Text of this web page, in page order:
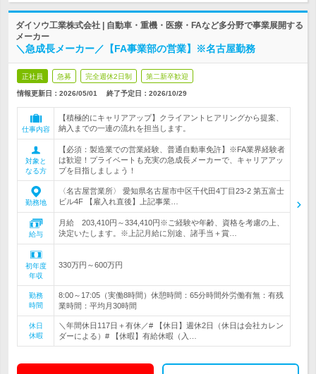
ダイソウ工業株式会社 | 自動車・重機・医療・FAなど多分野で事業展開する
メーカー
＼急成長メーカー／【FA事業部の営業】※名古屋勤務
正社員 急募 完全週休2日制 第二新卒歓迎
情報更新日：2026/05/01 終了予定日： 2026/10/29
仕事内容
【積極的にキャリアアップ】クライアントヒアリングから提案、
納入までの一連の流れを担当します。
対象と
なる方
【必須：製造業での営業経験、普通自動車免許】※FA業界経験者
は歓迎！プライベートも充実の急成長メーカーで、キャリアアッ
プを目指しましょう！
勤務地
〈名古屋営業所〉 愛知県名古屋市中区千代田4丁目23-2 第五富士
ビル4F 【雇入れ直後】上記事業…
給与
月給 203,410円～334,410円※ご経験や年齢、資格を考慮の上、
決定いたします。※上記月給に別途、諸手当＋賞…
初年度
年収
330万円～600万円
勤務
時間
8:00～17:05（実働8時間）休憩時間：65分時間外労働有無：有残
業時間：平均月30時間
休日
休暇
＼年間休日117日＋有休／# 【休日】週休2日（休日は会社カレン
ダーによる）# 【休暇】有給休暇（入…